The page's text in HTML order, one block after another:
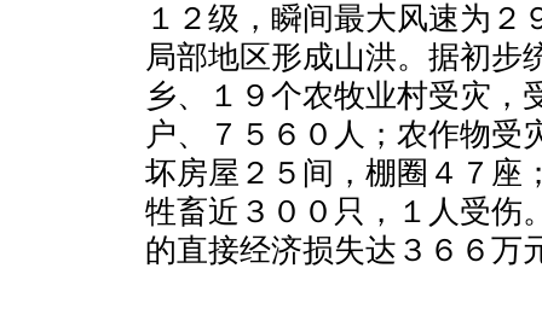
１２级，瞬间最大风速为２
局部地区形成山洪。据初步
乡、１９个农牧业村受灾，
户、７５６０人；农作物受
坏房屋２５间，棚圈４７座
牲畜近３００只，１人受伤
的直接经济损失达３６６万